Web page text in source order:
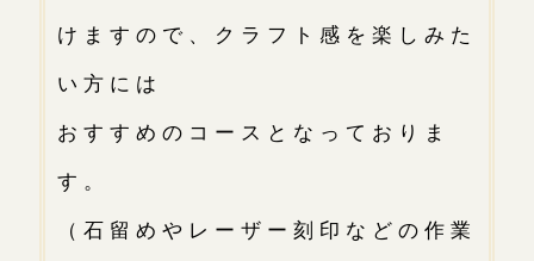
けますので、クラフト感を楽しみた
い方には
おすすめのコースとなっておりま
す。
（石留めやレーザー刻印などの作業